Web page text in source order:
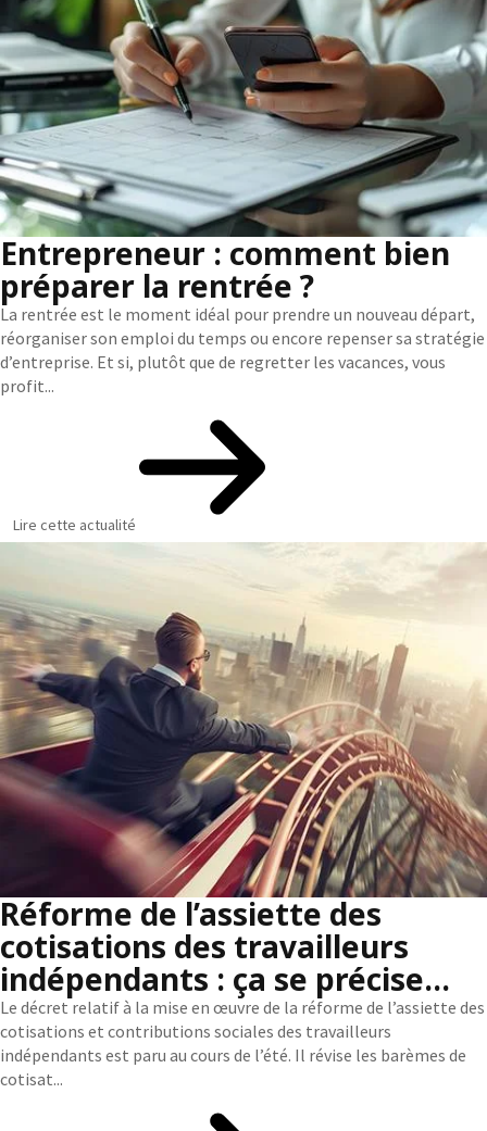
Entrepreneur : comment bien
préparer la rentrée ?
La rentrée est le moment idéal pour prendre un nouveau départ,
réorganiser son emploi du temps ou encore repenser sa stratégie
d’entreprise. Et si, plutôt que de regretter les vacances, vous
profit...
Lire cette actualité
Réforme de l’assiette des
cotisations des travailleurs
indépendants : ça se précise…
Le décret relatif à la mise en œuvre de la réforme de l’assiette des
cotisations et contributions sociales des travailleurs
indépendants est paru au cours de l’été. Il révise les barèmes de
cotisat...